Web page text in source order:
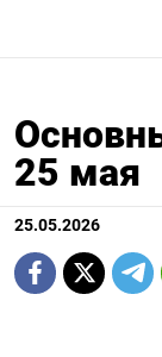
25 мая
25.05.2026